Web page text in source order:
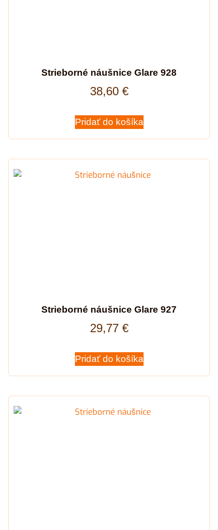
Strieborné náušnice Glare 928
38,60 €
Pridať do košíka
Strieborné náušnice Glare 927
29,77 €
Pridať do košíka